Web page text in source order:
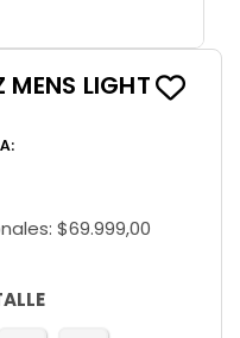
LIGHT
:
$69.999,00